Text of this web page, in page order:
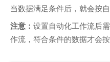
当数据满足条件后，就会按
注意： 设置自动化工作流后
作流，符合条件的数据才会